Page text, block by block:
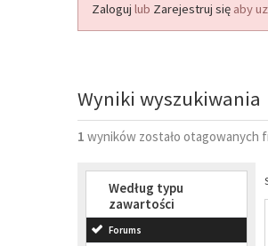
Zaloguj lub Zarejestruj się aby
Wyniki wyszukiwania
1 wyników zostało otagowanych
Według typu
zawartości
Forums